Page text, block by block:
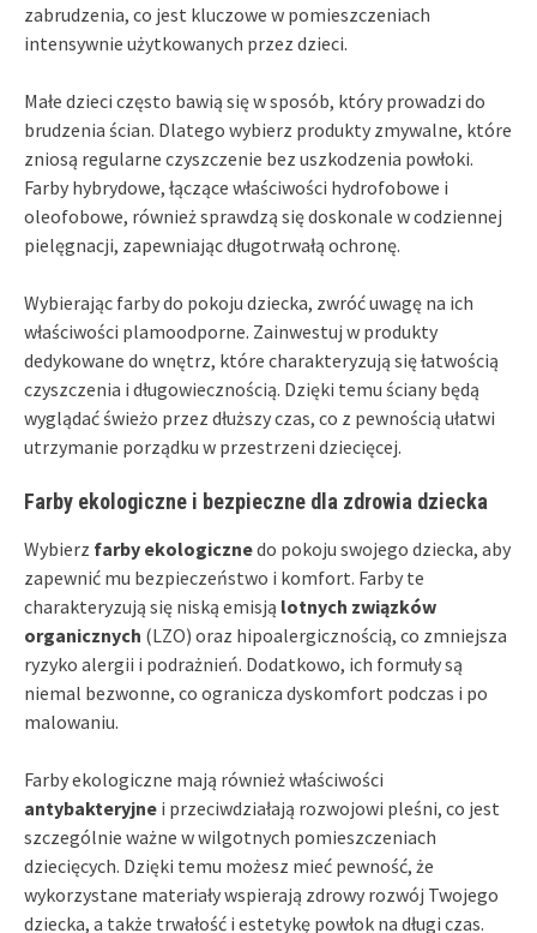
zabrudzenia, co jest kluczowe w pomieszczeniach
intensywnie użytkowanych przez dzieci.
Małe dzieci często bawią się w sposób, który prowadzi do
brudzenia ścian. Dlatego wybierz produkty zmywalne, które
zniosą regularne czyszczenie bez uszkodzenia powłoki.
Farby hybrydowe, łączące właściwości hydrofobowe i
oleofobowe, również sprawdzą się doskonale w codziennej
pielęgnacji, zapewniając długotrwałą ochronę.
Wybierając farby do pokoju dziecka, zwróć uwagę na ich
właściwości plamoodporne. Zainwestuj w produkty
dedykowane do wnętrz, które charakteryzują się łatwością
czyszczenia i długowiecznością. Dzięki temu ściany będą
wyglądać świeżo przez dłuższy czas, co z pewnością ułatwi
utrzymanie porządku w przestrzeni dziecięcej.
Farby ekologiczne i bezpieczne dla zdrowia dziecka
Wybierz farby ekologicznedo pokoju swojego dziecka, aby
zapewnić mu bezpieczeństwo i komfort. Farby te
charakteryzują się niską emisją lotnych związków
organicznych (LZO) oraz hipoalergicznością, co zmniejsza
ryzyko alergii i podrażnień. Dodatkowo, ich formuły są
niemal bezwonne, co ogranicza dyskomfort podczas i po
malowaniu.
Farby ekologiczne mają również właściwości
antybakteryjne i przeciwdziałają rozwojowi pleśni, co jest
szczególnie ważne w wilgotnych pomieszczeniach
dziecięcych. Dzięki temu możesz mieć pewność, że
wykorzystane materiały wspierają zdrowy rozwój Twojego
dziecka, a także trwałość i estetykę powłok na długi czas.